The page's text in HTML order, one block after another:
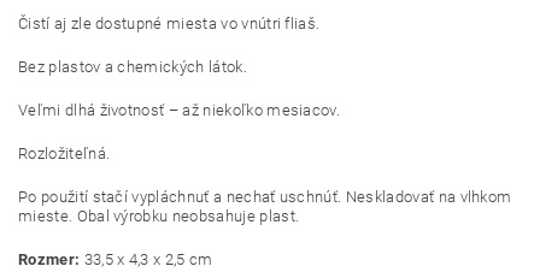
Čistí aj zle dostupné miesta vo vnútri fliaš.
Bez plastov a chemických látok.
Veľmi dlhá životnosť – až niekoľko mesiacov.
Rozložiteľná.
Po použití stačí vypláchnuť a nechať uschnúť. Neskladovať na vlhkom
mieste. Obal výrobku neobsahuje plast.
Rozmer: 33,5 x 4,3 x 2,5 cm